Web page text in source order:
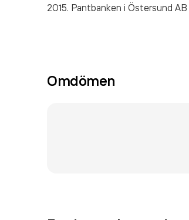
2015. Pantbanken i Östersund AB
Omdömen